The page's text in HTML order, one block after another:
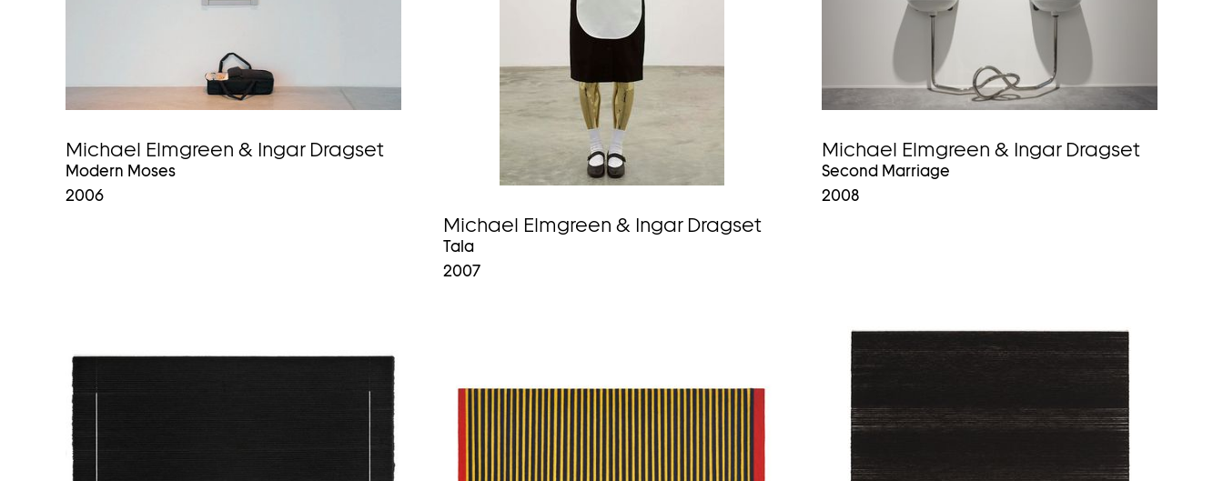
Michael Elmgreen & Ingar Dragset
Modern Moses
2006
Michael Elmgreen & Ingar Dragset
Tala
2007
Michael Elmgreen & Ingar Dragset
Second Marriage
2008